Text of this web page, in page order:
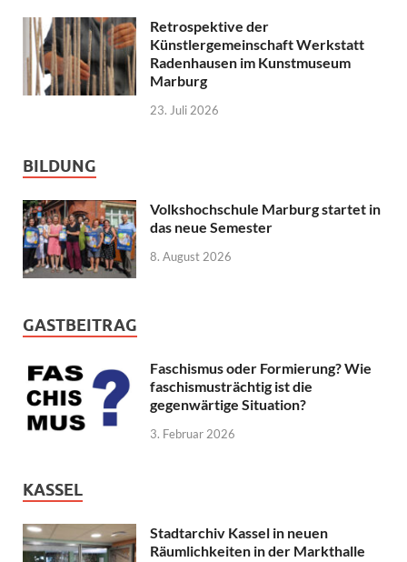
Retrospektive der
Künstlergemeinschaft Werkstatt
Radenhausen im Kunstmuseum
Marburg
23. Juli 2026
BILDUNG
Volkshochschule Marburg startet in
das neue Semester
8. August 2026
GASTBEITRAG
Faschismus oder Formierung? Wie
faschismusträchtig ist die
gegenwärtige Situation?
3. Februar 2026
KASSEL
Stadtarchiv Kassel in neuen
Räumlichkeiten in der Markthalle